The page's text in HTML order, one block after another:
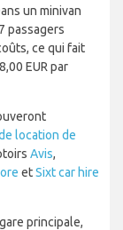
un minivan
passagers
ce qui fait
EUR par
location de
Avis,
etSixt car hire
principale,